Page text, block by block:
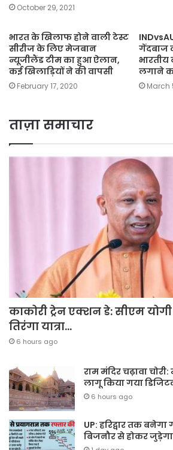
October 29, 2021
भारत के खिलाफ होने वाली टेस्ट
सीरीज के लिए मेजबान
न्यूजीलैंड टीम का हुआ ऐलान,
कई खिलाड़ियों ने की वापसी
February 17, 2020
गेंदबाज
लगाने
March
ताज़ा समाचार
काकोरी ट्रेन एक्शन डे: सीएम
तिरंगा यात्रा…
6 hours ago
राम मंदिर चढ़ावा
लागू किया गया
6 hours ago
UP: हरिद्वार तक
बिजनौर से होकर जुड़ेगा